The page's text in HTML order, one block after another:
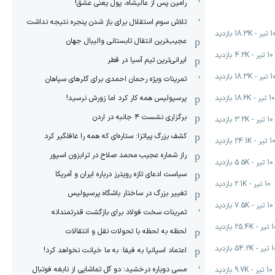
10 تیر -
18.3K بازدید
10 تیر -
4.2K بازدید
10 تیر -
18.3K بازدید
10 تیر -
18.6K بازدید
10 تیر -
3.2K بازدید
10 تیر -
24.1K بازدید
10 تیر -
5.5K بازدید
10 تیر -
2.1K بازدید
10 تیر -
7.5K بازدید
-
25.4K بازدید
-
54.2K بازدید
10 تیر -
9.7K بازدید
رامین پس از عالیشاه، پول یعنی عشق!
تلاش سوم استقلال برای باز شدن پنجره نتیجه نداشت
عجیب‌ترین انتقال تابستانی والیبال جهان
ایرانی‌ترین تیم آسیا در قطر
تمرینات ویژه رحمان احمدی برای گلرهای سپاهان
پرسپولیس همه کار کرد اما زورش نرسید!
برگزاری نشست ۴ جانبه در اردن
کشف بزرگ پیاتزا: ستاره‌ای که همه را غافلگیر کرد
راز شماره عجیب محمد صلاح در ترابزون اسپور
سیاست ادعای تازه رویترز درباره ایران و آمریکا
تغییر بزرگ در ساختار باشگاه پرسپولیس
تمرینات سخت فولاد برای بازگشت قدرتمندانه
لحظه به لحظه با تحولات نقل و انتقالات
اعتماد اسپانیا به فیفا: به ما خیانت نخواهد کرد!
مسی دوباره درخشید؛ دو گل تماشایی از نابغه فوتبال